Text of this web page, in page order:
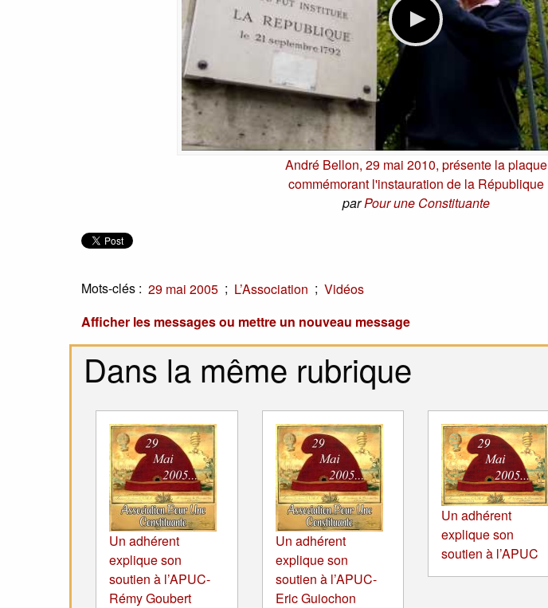
André Bellon, 29 mai 2010, présente la plaque
commémorant l'instauration de la République
parPour une Constituante
Mots-clés : 29 mai 2005 ; L’Association ; Vidéos
Afficher les messages ou mettre un nouveau message
Dans la même rubrique
Un adhérent
explique son
soutien à l’APUC-
Rémy Goubert
Un adhérent
explique son
soutien à l’APUC-
Eric Guiochon
Un adhérent
explique son
soutien à l’APUC